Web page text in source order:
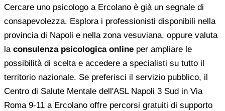
Cercare uno psicologo a Ercolano è già un segnale di
consapevolezza. Esplora i professionisti disponibili nella
provincia di Napoli e nella zona vesuviana, oppure valuta
la consulenza psicologica online per ampliare le
possibilità di scelta e accedere a specialisti su tutto il
territorio nazionale. Se preferisci il servizio pubblico, il
Centro di Salute Mentale dell'ASL Napoli 3 Sud in Via
Roma 9-11 a Ercolano offre percorsi gratuiti di supporto